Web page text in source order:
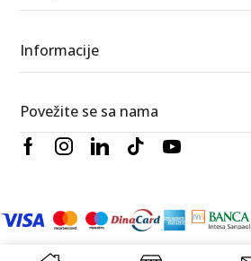
Informacije
Povežite se sa nama